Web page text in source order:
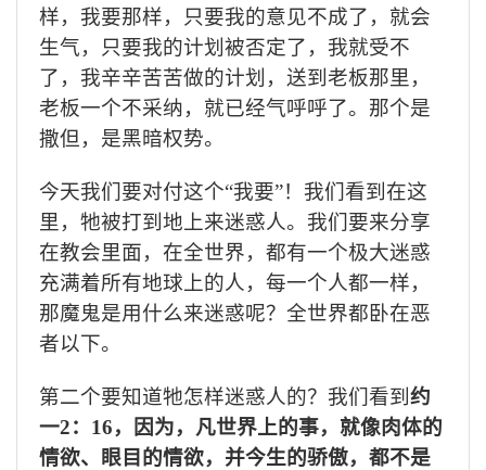
样，我要那样，只要我的意见不成了，就会
生气，只要我的计划被否定了，我就受不
了，我辛辛苦苦做的计划，送到老板那里，
老板一个不采纳，就已经气呼呼了。那个是
撒但，是黑暗权势。
今天我们要对付这个“我要”！我们看到在这
里，牠被打到地上来迷惑人。我们要来分享
在教会里面，在全世界，都有一个极大迷惑
充满着所有地球上的人，每一个人都一样，
那魔鬼是用什么来迷惑呢？全世界都卧在恶
者以下。
第二个要知道牠怎样迷惑人的？ 我们看到 约
一2： 16，因为，凡世界上的事，就像肉体的
情欲、眼目的情欲，并今生的骄傲，都不是